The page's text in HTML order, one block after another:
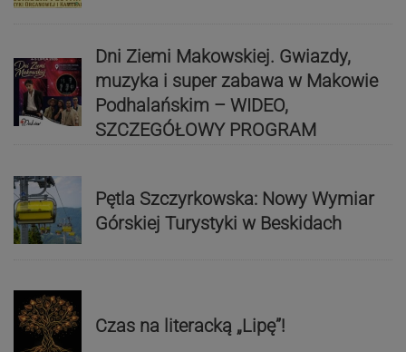
Dni Ziemi Makowskiej. Gwiazdy,
muzyka i super zabawa w Makowie
Podhalańskim – WIDEO,
SZCZEGÓŁOWY PROGRAM
Pętla Szczyrkowska: Nowy Wymiar
Górskiej Turystyki w Beskidach
Czas na literacką „Lipę”!